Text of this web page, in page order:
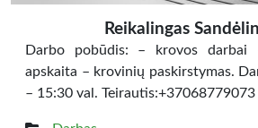
Reikalingas
Darbo pobūdis: – krovos darbai
apskaita – krovinių paskirstymas.
– 15:30 val. Teirautis:+37068779073